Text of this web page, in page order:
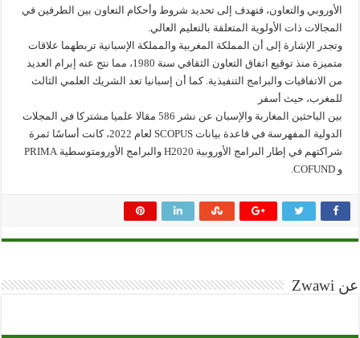
الأوروبي والتعاون، فتهدف إلى تحديد شروط وأحكام التعاون بين الطرفين في
المجالات ذات الأولوية المتعلقة بالتعليم العالي.
وتجدر الإشارة إلى أن المملكة المغربية والمملكة الإسبانية تربطهما علاقات
متميزة منذ توقيع اتفاق التعاون الثقافي سنة 1980، مما نتج عنه إبرام العديد
من الاتفاقيات والبرامج التنفيذية. كما أن إسبانيا تعد الشريك العلمي الثالث
للمغرب، حيث أسفر
بين الباحثين المغاربة والإسبان عن نشر 586 مقالا علميا مشتركا في المجلات
الدولية المفهرسة في قاعدة بيانات SCOPUS لعام 2022، كانت أساسًا ثمرة
شراكتهم في إطار البرامج الأوروبية H2020 والبرامج الأورومتوسطية PRIMA
و COFUND.
عن Zwawi